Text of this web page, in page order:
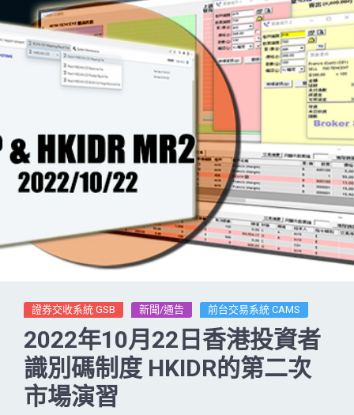
證券交收系統 GSB 新聞/通告 前台交易系統 CAMS
2022年10月22日香港投資者
識別碼制度 HKIDR的第二次
市場演習